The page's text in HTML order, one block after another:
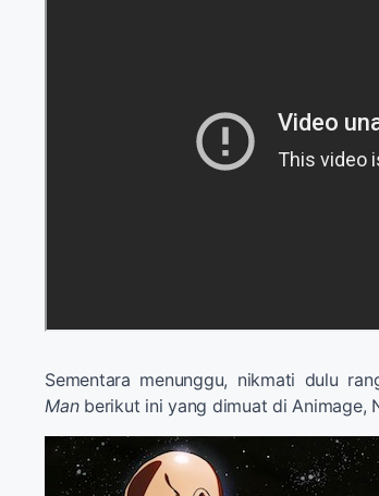
Sementara menunggu, nikmati dulu
Manberikut ini yang dimuat di Animage,